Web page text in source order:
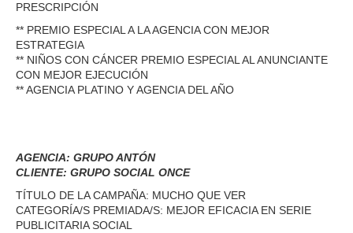
PRESCRIPCIÓN
** PREMIO ESPECIAL A LA AGENCIA CON MEJOR
ESTRATEGIA
** NIÑOS CON CÁNCER PREMIO ESPECIAL AL ANUNCIANTE
CON MEJOR EJECUCIÓN
** AGENCIA PLATINO Y AGENCIA DEL AÑO
AGENCIA: GRUPO ANTÓN
CLIENTE: GRUPO SOCIAL ONCE
TÍTULO DE LA CAMPAÑA: MUCHO QUE VER
CATEGORÍA/S PREMIADA/S: MEJOR EFICACIA EN SERIE
PUBLICITARIA SOCIAL